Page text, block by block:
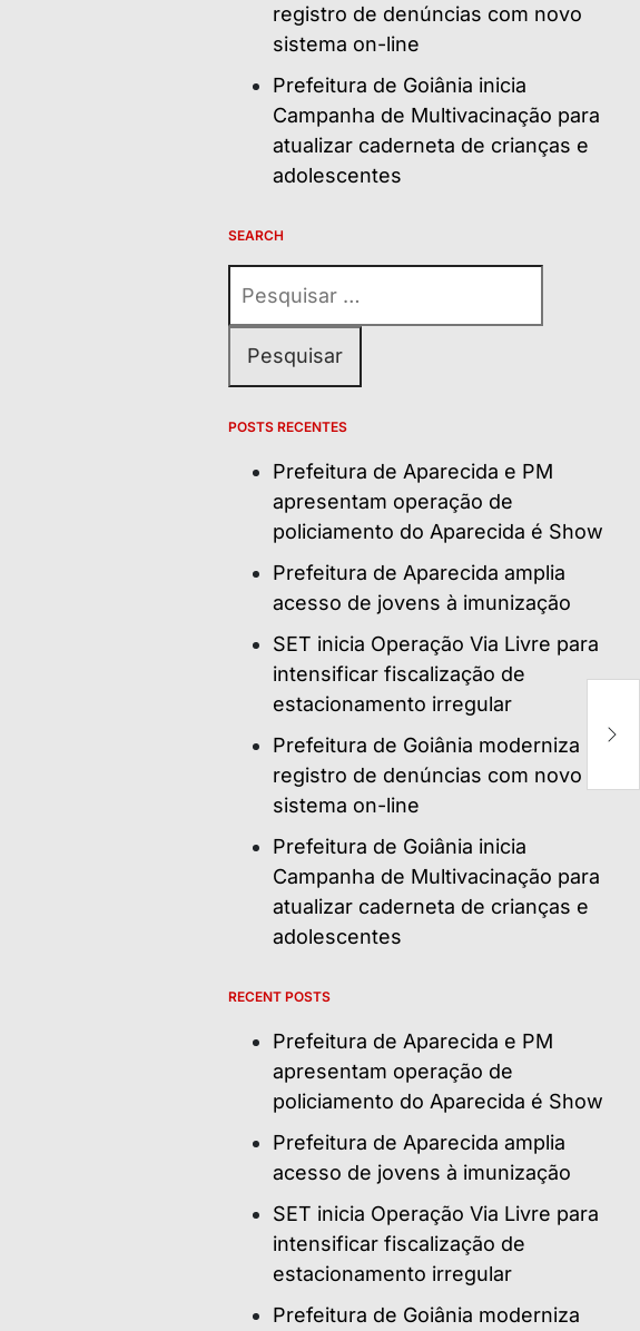
registro de denúncias com novo
sistema on-line
Prefeitura de Goiânia inicia
Campanha de Multivacinação para
atualizar caderneta de crianças e
adolescentes
SEARCH
por:
POSTS RECENTES
Prefeitura de Aparecida e PM
apresentam operação de
policiamento do Aparecida é Show
Prefeitura de Aparecida amplia
acesso de jovens à imunização
SET inicia Operação Via Livre para
intensificar fiscalização de
estacionamento irregular
Prefeitura de Goiânia moderniza
registro de denúncias com novo
sistema on-line
Prefeitura de Goiânia inicia
Campanha de Multivacinação para
atualizar caderneta de crianças e
adolescentes
RECENT POSTS
Prefeitura de Aparecida e PM
apresentam operação de
policiamento do Aparecida é Show
Prefeitura de Aparecida amplia
acesso de jovens à imunização
SET inicia Operação Via Livre para
intensificar fiscalização de
estacionamento irregular
Prefeitura de Goiânia moderniza